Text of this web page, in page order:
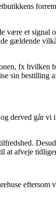
være et signal
gældende
fx hvilken
sin bestilling
derved går vi
at afveje
eftersom